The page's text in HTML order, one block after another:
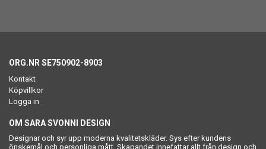
ORG.NR SE750902-8903
Kontakt
Köpvillkor
Logga in
OM SARA SVONNI DESIGN
Designar och syr upp moderna kvalitetskläder. Sys efter kundens
önskemål och personliga mått. Skapandet innefattar allt från design och